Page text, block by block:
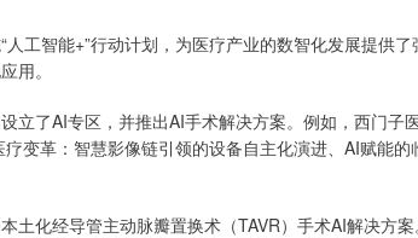
工智能+”行动计划，为医疗产业的数智化发展提供
用。
立了AI专区，并推出AI手术解决方案。例如，西门子
变革：智慧影像链引领的设备自主化演进、AI赋能的
土化经导管主动脉瓣置换术（TAVR）手术AI解决方